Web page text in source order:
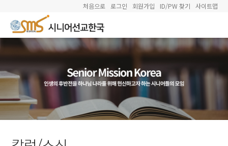
처음으로 로그인 회원가입 ID/PW 찾기 사이트맵